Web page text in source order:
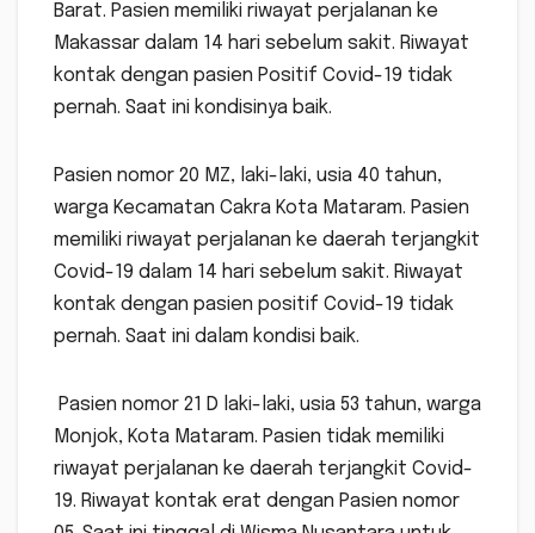
Barat. Pasien memiliki riwayat perjalanan ke
Makassar dalam 14 hari sebelum sakit. Riwayat
kontak dengan pasien Positif Covid-19 tidak
pernah. Saat ini kondisinya baik.
Pasien nomor 20 MZ, laki-laki, usia 40 tahun,
warga Kecamatan Cakra Kota Mataram. Pasien
memiliki riwayat perjalanan ke daerah terjangkit
Covid-19 dalam 14 hari sebelum sakit. Riwayat
kontak dengan pasien positif Covid-19 tidak
pernah. Saat ini dalam kondisi baik.
Pasien nomor 21 D laki-laki, usia 53 tahun, warga
Monjok, Kota Mataram. Pasien tidak memiliki
riwayat perjalanan ke daerah terjangkit Covid-
19. Riwayat kontak erat dengan Pasien nomor